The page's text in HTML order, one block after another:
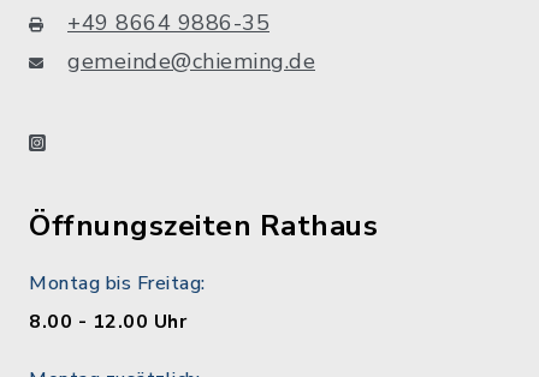
+49 8664 9886-35
gemeinde@chieming.de
instagram
Öffnungszeiten Rathaus
Montag bis Freitag:
8.00 - 12.00 Uhr